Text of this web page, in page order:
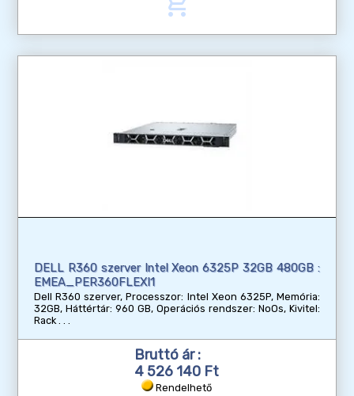
DELL R360 szerver Intel Xeon 6325P 32GB 480GB :
EMEA_PER360FLEXI1
Dell R360 szerver, Processzor: Intel Xeon 6325P, Memória:
32GB, Háttértár: 960 GB, Operációs rendszer: NoOs, Kivitel:
Rack
Bruttó ár :
4 526 140 Ft
Rendelhető